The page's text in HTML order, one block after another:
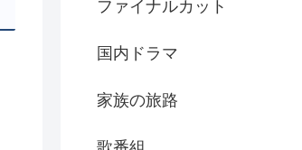
ファイナルカット
国内ドラマ
家族の旅路